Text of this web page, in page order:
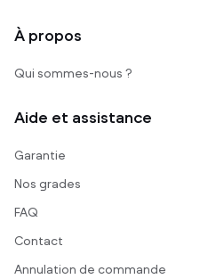
À propos
Qui sommes-nous ?
Aide et assistance
Garantie
Nos grades
FAQ
Contact
Annulation de commande